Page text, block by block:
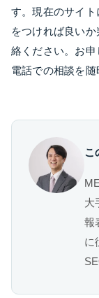
す。現在のサイ
をつければ良い
絡ください。お
電話での相談を随
こ
大
報
に